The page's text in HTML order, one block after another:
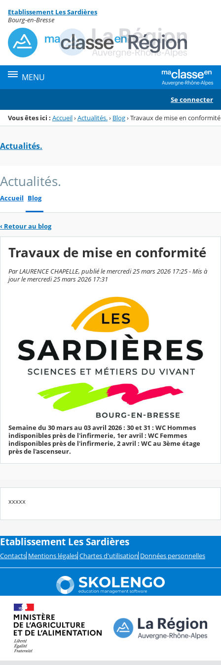
Menu de la rubrique
Contenu
Etablissement Les Sardières
Bourg-en-Bresse
MENU
Se connecter
Vous êtes ici : Accueil›Actualités.› Blog›Travaux de mise en conformité
Actualités.
Actualités.
Accueil Blog
‹ Retour au blog
Travaux de mise en conformité
Par LAURENCE CHAPELLE, publié le mercredi 25 mars 2026 17:25 - Mis à
jour le mercredi 25 mars 2026 17:31
Semaine du 30 mars au 03 avril 2026 : 30 et 31 : WC Hommes
indisponibles près de l'infirmerie, 1er avril : WC Femmes
indisponibles près de l'infirmerie, 2 avril : WC au 3ème étage
près de l'ascenseur.
xxxxx
Etablissement Les Sardières
Contacts Mentions légales Chartes d'utilisation Données personnelles